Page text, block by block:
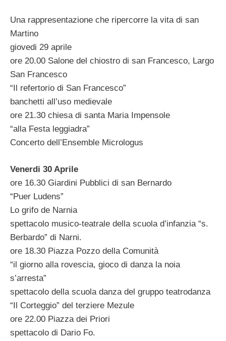
Una rappresentazione che ripercorre la vita di san
Martino
giovedi 29 aprile
ore 20.00 Salone del chiostro di san Francesco, Largo
San Francesco
“Il refertorio di San Francesco”
banchetti all’uso medievale
ore 21.30 chiesa di santa Maria Impensole
“alla Festa leggiadra”
Concerto dell’Ensemble Micrologus
Venerdi 30 Aprile
ore 16.30 Giardini Pubblici di san Bernardo
“Puer Ludens”
Lo grifo de Narnia
spettacolo musico-teatrale della scuola d’infanzia “s.
Berbardo” di Narni.
ore 18.30 Piazza Pozzo della Comunità
“il giorno alla rovescia, gioco di danza la noia
s’arresta”
spettacolo della scuola danza del gruppo teatrodanza
“Il Corteggio” del terziere Mezule
ore 22.00 Piazza dei Priori
spettacolo di Dario Fo.